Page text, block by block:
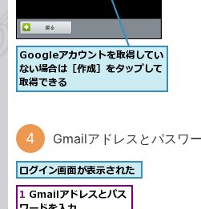
Gmailアドレスとパスワ